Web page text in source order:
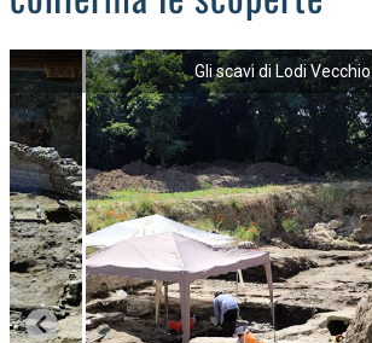
Gli scavi di Lodi Vecchio